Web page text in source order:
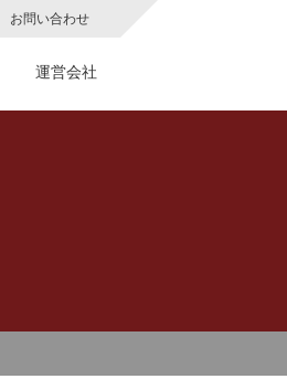
運営会社
お問い合わせ